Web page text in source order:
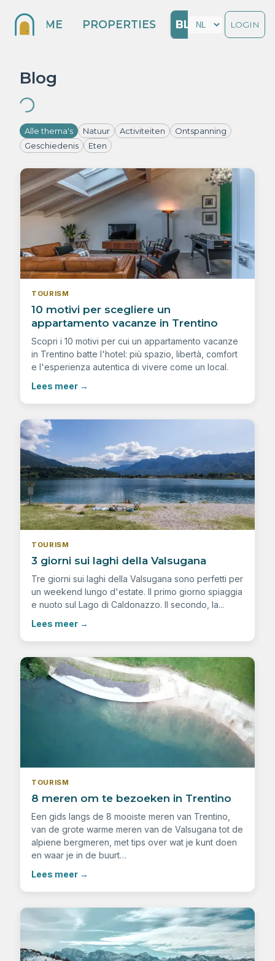
HOME PROPERTIES BLOG LOGIN
Blog
Alle thema's Natuur Activiteiten
Ontspanning
Geschiedenis
Eten
TOURISM
10 motivi per scegliere un
appartamento vacanze in Trentino
Scopri i 10 motivi per cui un appartamento vacanze
in Trentino batte l'hotel: più spazio, libertà, comfort
e l'esperienza autentica di vivere come un local.
Lees meer →
TOURISM
3 giorni sui laghi della Valsugana
Tre giorni sui laghi della Valsugana sono perfetti per
un weekend lungo d'estate. Il primo giorno spiaggia
e nuoto sul Lago di Caldonazzo. Il secondo, la...
Lees meer →
TOURISM
8 meren om te bezoeken in Trentino
Een gids langs de 8 mooiste meren van Trentino,
van de grote warme meren van de Valsugana tot de
alpiene bergmeren, met tips over wat je kunt doen
en waar je in de buurt…
Lees meer →